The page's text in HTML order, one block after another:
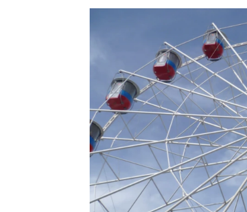
Архитектурный код начинается с
земли. Мощение крупноформатными
плитами становится новым
стандартом благоустройства